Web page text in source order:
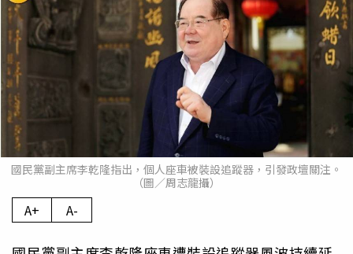
國民黨副主席李乾隆指出，個人座車被裝設追蹤器，引發政壇關注。
（圖／周志龍攝）
A+ A-